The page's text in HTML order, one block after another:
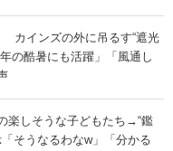
カインズの外に吊るす“遮光
の酷暑にも活躍」「風通し
楽しそうな子どもたち→“鑑
そうなるわなw」「分かる